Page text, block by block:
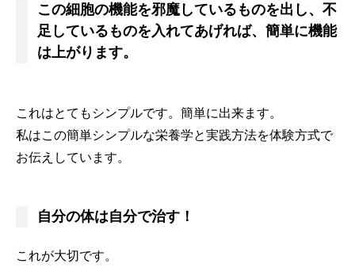
この細胞の機能を邪魔しているものを出し、不
足しているものを入れてあげれば、簡単に機能
は上がります。
これはとてもシンプルです。簡単に出来ます。
私はこの簡単シンプルな栄養学と実践方法を体験方式で
お伝えしています。
自分の体は自分で治す！
これが大切です。